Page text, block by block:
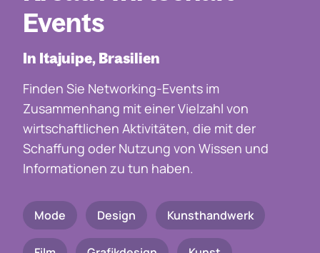
Events
In Itajuipe, Brasilien
Finden Sie Networking-Events im
Zusammenhang mit einer Vielzahl von
wirtschaftlichen Aktivitäten, die mit der
Schaffung oder Nutzung von Wissen und
Informationen zu tun haben.
Mode Design Kunsthandwerk